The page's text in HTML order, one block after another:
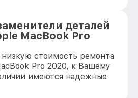
деталей
MacBook Pro
стоимость ремонта
Pro 2020, к Вашему
имеются надежные